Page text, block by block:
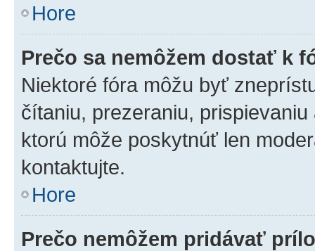
Hore
Prečo sa nemôžem dostať k
Niektoré fóra môžu byť
čítaniu, prezeraniu,
ktorú môže poskytnúť len
kontaktujte.
Hore
Prečo nemôžem pridávať